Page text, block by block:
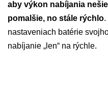
aby výkon nabíjania
pomalšie, no stále rýchlo.
nastaveniach batérie
nabíjanie „len“ na rýchle.